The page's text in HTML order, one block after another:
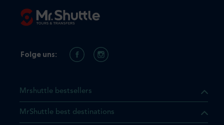
Mrshuttle bestsellers
MrShuttle best destinations
Folge uns: